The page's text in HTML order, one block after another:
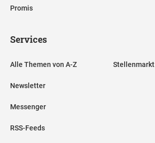
Promis
Services
Alle Themen von A-Z
Newsletter
Messenger
RSS-Feeds
Stellenmarkt